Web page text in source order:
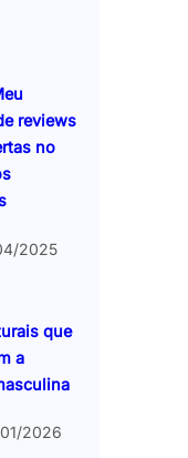
reviews
no
2025
que
a
2026